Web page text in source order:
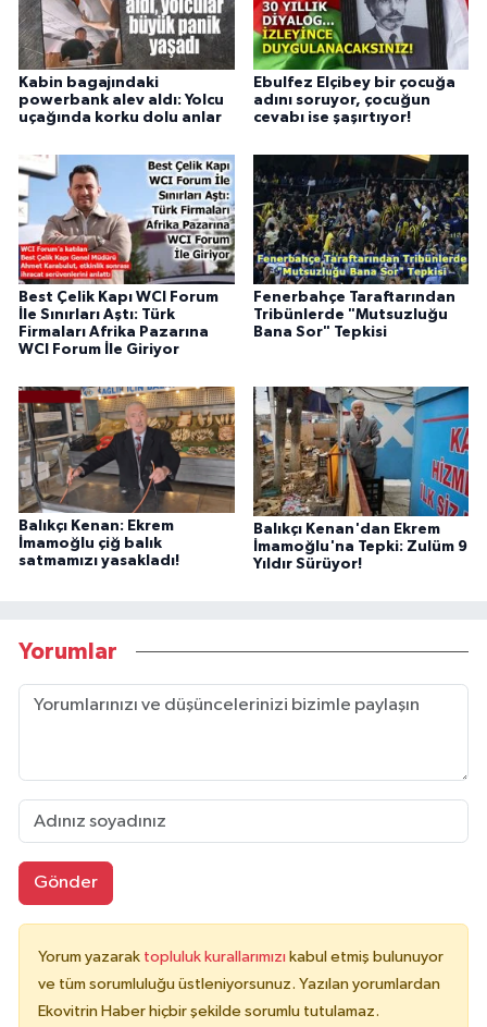
Kabin bagajındaki
powerbank alev aldı: Yolcu
uçağında korku dolu anlar
Ebulfez Elçibey bir çocuğa
adını soruyor, çocuğun
cevabı ise şaşırtıyor!
Best Çelik Kapı WCI Forum
İle Sınırları Aştı: Türk
Firmaları Afrika Pazarına
WCI Forum İle Giriyor
Fenerbahçe Taraftarından
Tribünlerde "Mutsuzluğu
Bana Sor" Tepkisi
Balıkçı Kenan: Ekrem
İmamoğlu çiğ balık
satmamızı yasakladı!
Balıkçı Kenan'dan Ekrem
İmamoğlu'na Tepki: Zulüm 9
Yıldır Sürüyor!
Yorumlar
Gönder
Yorum yazarak topluluk kurallarımızı kabul etmiş bulunuyor
ve tüm sorumluluğu üstleniyorsunuz. Yazılan yorumlardan
Ekovitrin Haber hiçbir şekilde sorumlu tutulamaz.